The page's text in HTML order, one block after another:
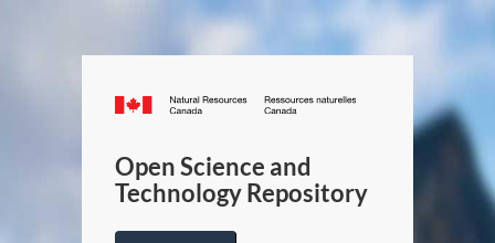
Canada.ca
/
Canada
Open Science and
Technology Repository